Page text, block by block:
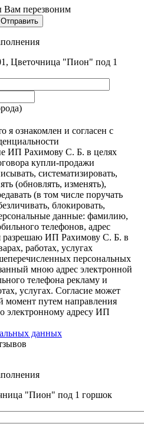
Вам перезвоним
Отправить
Цветочница "Пион" под 1
ознакомлен и согласен с
ИП Рахимову С. Б. в целях
купли-продажи
систематизировать,
(обновлять, изменять),
(в том числе поручать
блокировать,
данные: фамилию,
телефонов, адрес
разрешаю ИП Рахимову С. Б. в
работах, услугах
персональных
мною адрес электронной
телефона рекламу и
услугах. Согласие может
момент путем направления
электронному адресу ИП
данных
"Пион" под 1 горшок